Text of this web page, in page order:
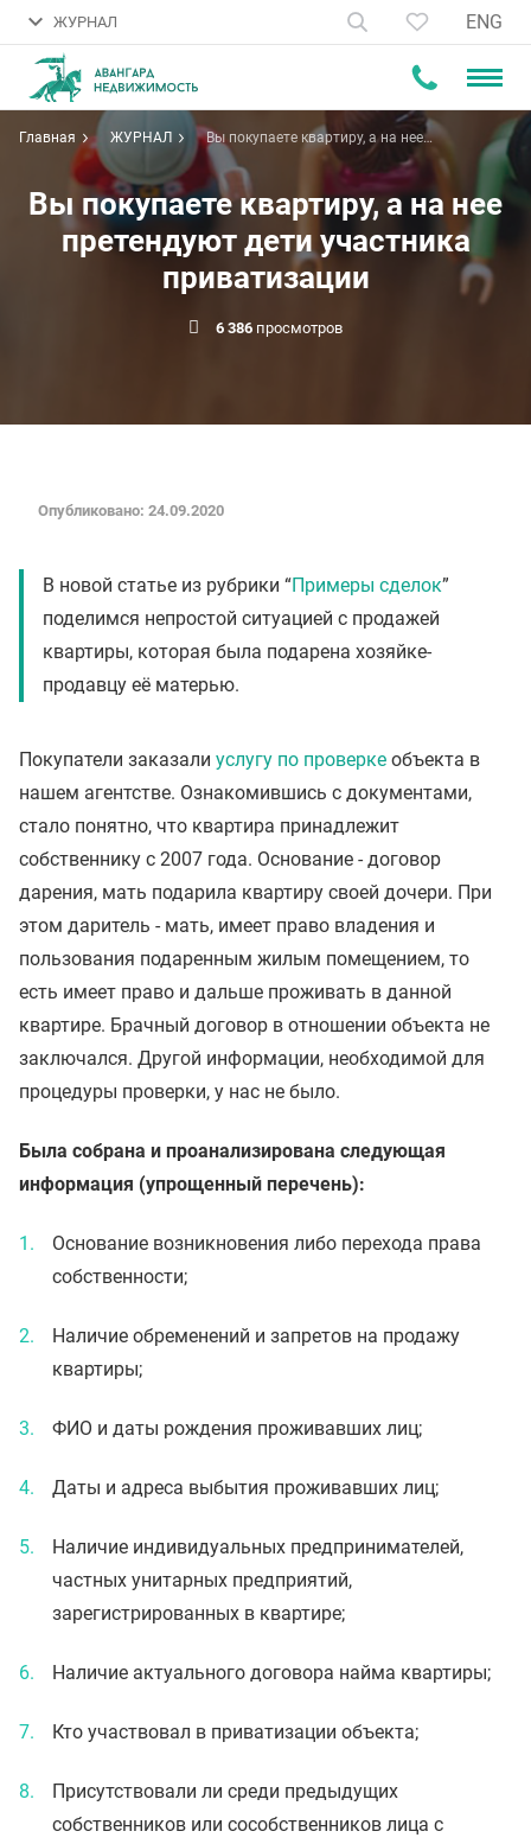
ЖУРНАЛ ENG
Главная ЖУРНАЛ
Вы покупаете квартиру, а на нее
претендуют дети участника
приватизации
Вы покупаете квартиру, а на нее
претендуют дети участника
приватизации
6 386 просмотров
Опубликовано: 24.09.2020
В новой статье из рубрики “Примеры сделок”
поделимся непростой ситуацией с продажей
квартиры, которая была подарена хозяйке-
продавцу её матерью.
Покупатели заказали услугу по проверке объекта в
нашем агентстве. Ознакомившись с документами,
стало понятно, что квартира принадлежит
собственнику с 2007 года. Основание - договор
дарения, мать подарила квартиру своей дочери. При
этом даритель - мать, имеет право владения и
пользования подаренным жилым помещением, то
есть имеет право и дальше проживать в данной
квартире. Брачный договор в отношении объекта не
заключался. Другой информации, необходимой для
процедуры проверки, у нас не было.
Была собрана и проанализирована следующая
информация (упрощенный перечень):
Основание возникновения либо перехода права
собственности;
Наличие обременений и запретов на продажу
квартиры;
ФИО и даты рождения проживавших лиц;
Даты и адреса выбытия проживавших лиц;
Наличие индивидуальных предпринимателей,
частных унитарных предприятий,
зарегистрированных в квартире;
Наличие актуального договора найма квартиры;
Кто участвовал в приватизации объекта;
Присутствовали ли среди предыдущих
собственников или сособственников лица с